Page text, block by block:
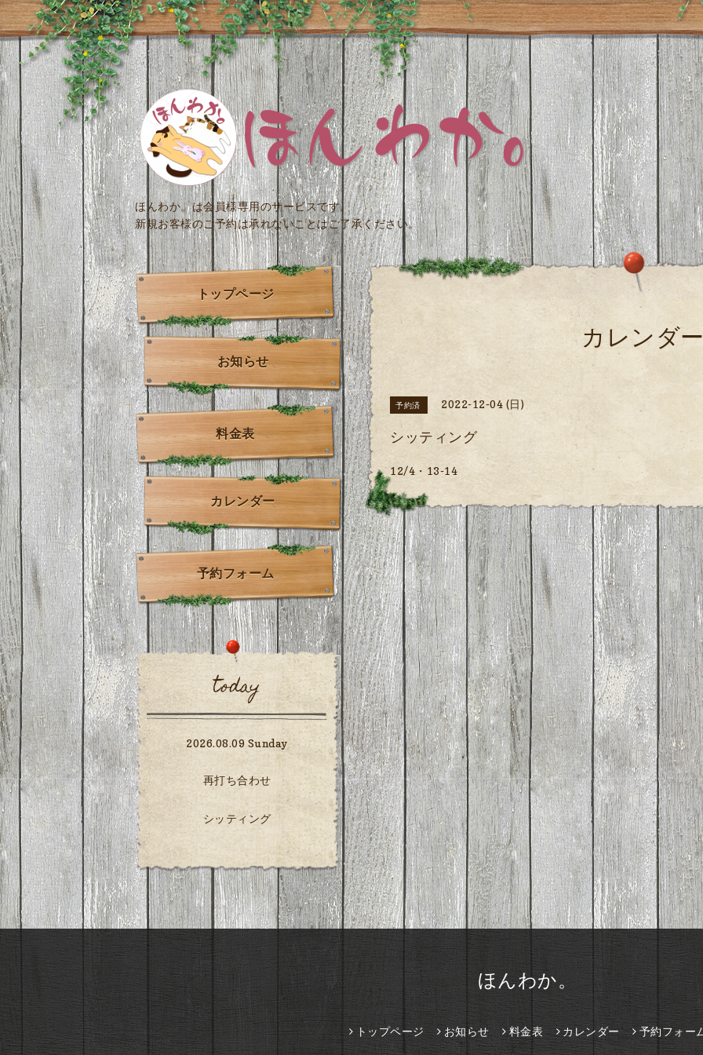
ほんわか。は会員様専用のサービスです。
新規お客様のご予約は承れないことはご了承ください。
カレンダ
予約済 2022-12-04 (日)
シッティング
12/4・13-14
トップページ
お知らせ
料金表
カレンダー
予約フォーム
today
2026.08.09 Sunday
再打ち合わせ
シッティング
ほんわか。
トップページ お知らせ 料金表 カレンダー 予約フォー